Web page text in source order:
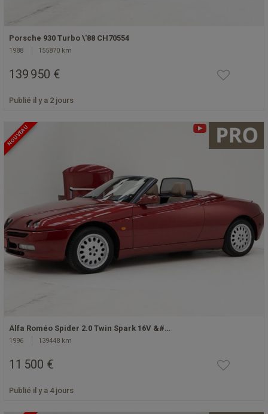
Porsche 930 Turbo \'88 CH70554
1988 155870 km
139 950 €
Publié il y a 2 jours
NOUVEAU
Alfa Roméo Spider 2.0 Twin Spark 16V &#…
1996 139448 km
11 500 €
Publié il y a 4 jours